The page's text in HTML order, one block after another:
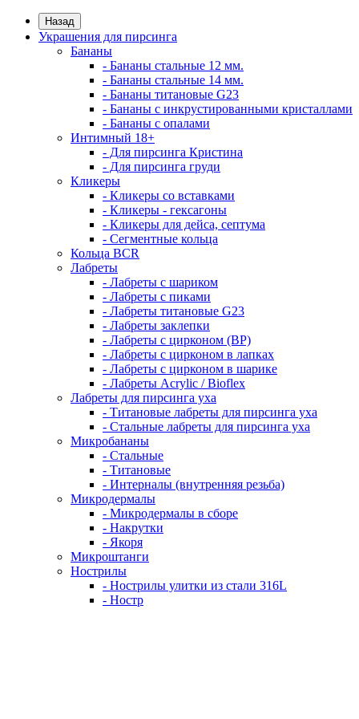
Назад
Украшения для пирсинга
Бананы
- Бананы стальные 12 мм.
- Бананы стальные 14 мм.
- Бананы титановые G23
- Бананы с инкрустированными кристаллами
- Бананы с опалами
Интимный 18+
- Для пирсинга Кристина
- Для пирсинга груди
Кликеры
- Кликеры со вставками
- Кликеры - гексагоны
- Кликеры для дейса, септума
- Сегментные кольца
Кольца BCR
Лабреты
- Лабреты с шариком
- Лабреты с пиками
- Лабреты титановые G23
- Лабреты заклепки
- Лабреты с цирконом (ВР)
- Лабреты с цирконом в лапках
- Лабреты с цирконом в шарике
- Лабреты Acrylic / Bioflex
Лабреты для пирсинга уха
- Титановые лабреты для пирсинга уха
- Стальные лабреты для пирсинга уха
Микробананы
- Стальные
- Титановые
- Интерналы (внутренняя резьба)
Микродермалы
- Микродермалы в сборе
- Накрутки
- Якоря
Микроштанги
Нострилы
- Нострилы улитки из стали 316L
- Ностр